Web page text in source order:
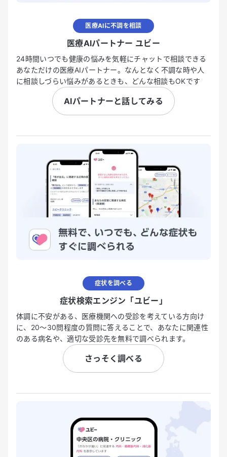
医療AIに不調を相談
医療AIパートナー ユビー
24時間いつでも健康の悩みを気軽にチャットで相談できる
あなただけの医療AIパートナー。なんとなく不調な時や人
に相談しづらい悩みがあるときも、どんな相談もOKです
AIパートナーと話してみる
症状を調べる
症状検索エンジン「ユビー」
体調に不安がある、医療機関への受診を考えている方向け
に、20〜30問程度の質問に答えることで、あなたに関連性
のある病名や、適切な受診先を無料で調べられます。
さっそく調べる